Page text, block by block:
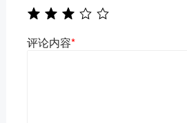
评论内容*